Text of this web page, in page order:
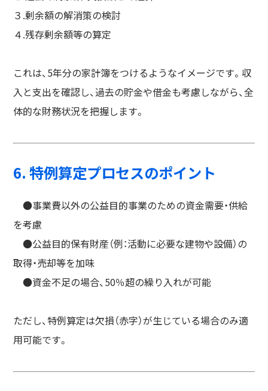
３.剰余額の解消策の検討
４.残存剰余額等の算定
これは、5年分の家計簿をつけるようなイメージです。収
入と支出を確認し、過去の貯金や借金も考慮しながら、全
体的な財務状況を把握します。
6. 特例算定プロセスのポイント
●事業費以外の公益目的事業のための資金需要・供給
を考慮
●公益目的保有財産（例：活動に必要な建物や設備）の
取得・売却等を加味
●資金不足の場合、50％超の繰り入れが可能
ただし、特例算定は欠損（赤字）が生じている場合のみ適
用可能です。